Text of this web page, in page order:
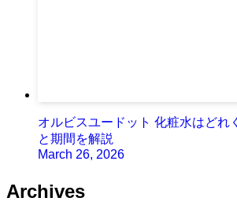
オルビスユードット 化粧水はどれ
と期間を解説
March 26, 2026
Archives